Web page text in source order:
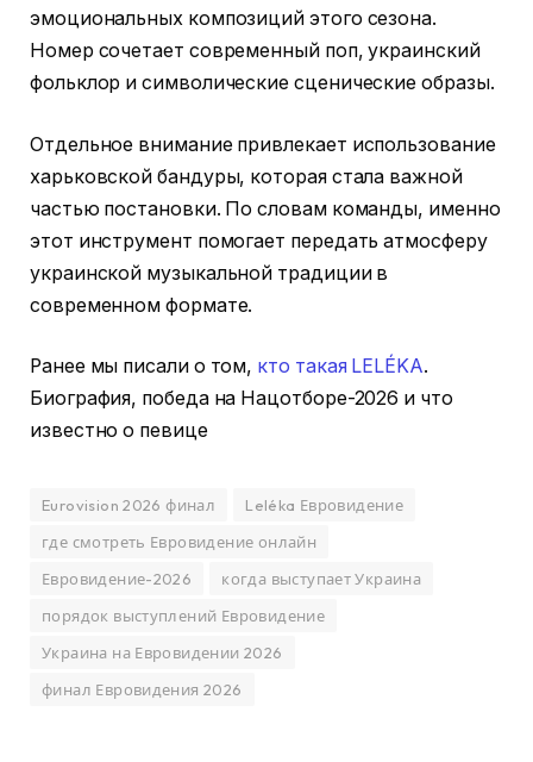
эмоциональных композиций этого сезона.
Номер сочетает современный поп, украинский
фольклор и символические сценические образы.
Отдельное внимание привлекает использование
харьковской бандуры, которая стала важной
частью постановки. По словам команды, именно
этот инструмент помогает передать атмосферу
украинской музыкальной традиции в
современном формате.
Ранее мы писали о том, кто такая LELÉKA.
Биография, победа на Нацотборе-2026 и что
известно о певице
Eurovision 2026 финал
Leléka Евровидение
где смотреть Евровидение онлайн
Евровидение-2026
когда выступает Украина
порядок выступлений Евровидение
Украина на Евровидении 2026
финал Евровидения 2026